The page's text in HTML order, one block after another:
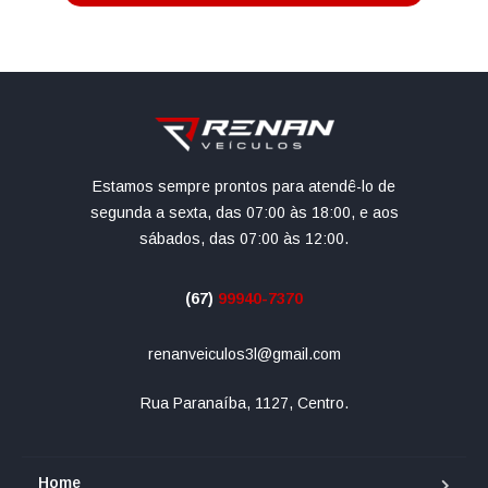
Estamos sempre prontos para atendê-lo de
segunda a sexta, das 07:00 às 18:00, e aos
sábados, das 07:00 às 12:00.
(67) 99940-7370
renanveiculos3l@gmail.com
Rua Paranaíba, 1127, Centro.
Home